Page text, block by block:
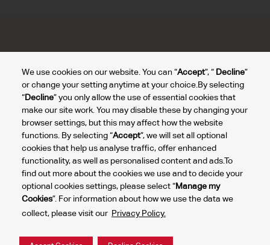
We use cookies on our website. You can “Accept”, “ Decline”
or change your setting anytime at your choice.By selecting
“ Decline” you only allow the use of essential cookies that
make our site work. You may disable these by changing your
browser settings, but this may affect how the website
functions. By selecting “Accept”, we will set all optional
cookies that help us analyse traffic, offer enhanced
functionality, as well as personalised content and ads.To
find out more about the cookies we use and to decide your
optional cookies settings, please select “Manage my
Cookies”. For information about how we use the data we
collect, please visit our Privacy Policy.
Top autoverhuur LuchthavenTop autoverhuur steden Top
Autoverhuur Rotterdam Airport
Autoverhuur Eindhoven Airport
Autoverhuur Maastricht
Airport Mst
Autoverhuur Amsterdam
Schiphol Airport Ams
Privacybeleid
Gebruiksvoorwaarden
Mijn
cookies